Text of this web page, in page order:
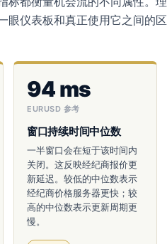
眼仪表板和真正使用它之间的区
94 ms
EURUSD 参考
窗口持续时间中位数
一半窗口会在短于该时间内
关闭。这反映经纪商报价更
新延迟。较低的中位数表示
经纪商价格服务器更快；较
高的中位数表示更新周期更
慢。